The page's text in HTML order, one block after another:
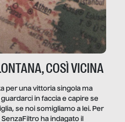
COSÌ VICINA
per una vittoria singola ma
in faccia e capire se
se noi somigliamo a lei. Per
ha indagato il